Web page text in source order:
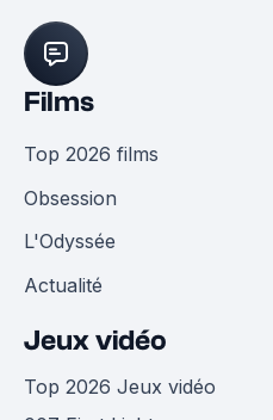
Films
Top 2026 films
Obsession
L'Odyssée
Actualité
Jeux vidéo
Top 2026 Jeux vidéo